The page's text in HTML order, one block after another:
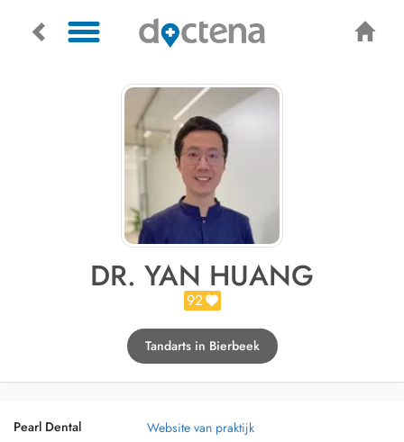
DR. YAN HUANG
92
Tandarts in Bierbeek
Pearl Dental
Website van praktijk